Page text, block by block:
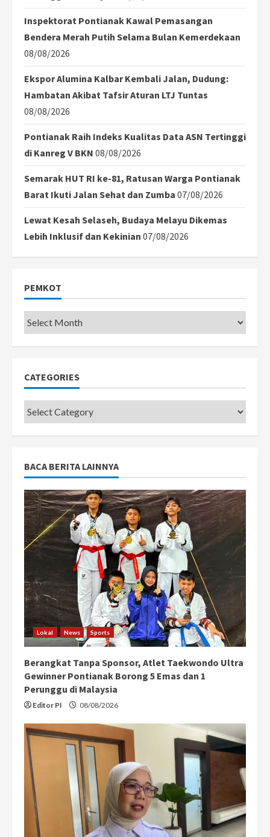
Inspektorat Pontianak Kawal Pemasangan
Bendera Merah Putih Selama Bulan Kemerdekaan
08/08/2026
Ekspor Alumina Kalbar Kembali Jalan, Dudung:
Hambatan Akibat Tafsir Aturan LTJ Tuntas
08/08/2026
Pontianak Raih Indeks Kualitas Data ASN Tertinggi
di Kanreg V BKN 08/08/2026
Semarak HUT RI ke-81, Ratusan Warga Pontianak
Barat Ikuti Jalan Sehat dan Zumba 07/08/2026
Lewat Kesah Selaseh, Budaya Melayu Dikemas
Lebih Inklusif dan Kekinian 07/08/2026
PEMKOT
Pemkot
CATEGORIES
Categories
BACA BERITA LAINNYA
Lokal News Sports
Berangkat Tanpa Sponsor, Atlet Taekwondo Ultra
Gewinner Pontianak Borong 5 Emas dan 1
Perunggu di Malaysia
Editor PI 08/08/2026